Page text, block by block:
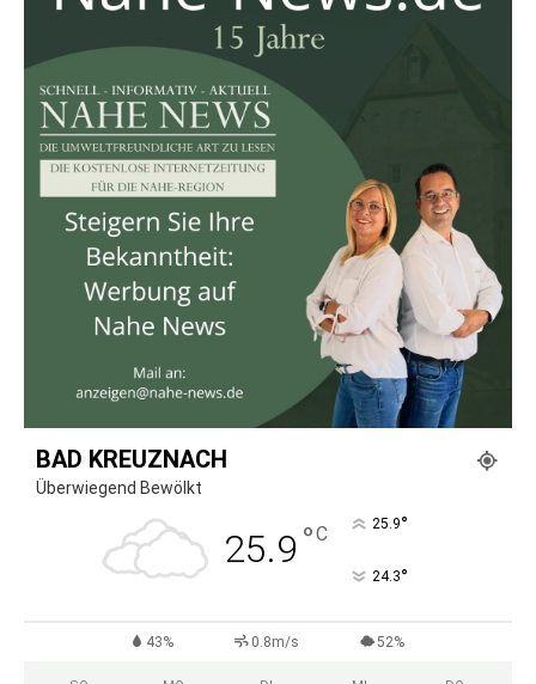
BAD KREUZNACH
Überwiegend Bewölkt
25.9 °C 25.9°
24.3°
43% 0.8m/s 52%